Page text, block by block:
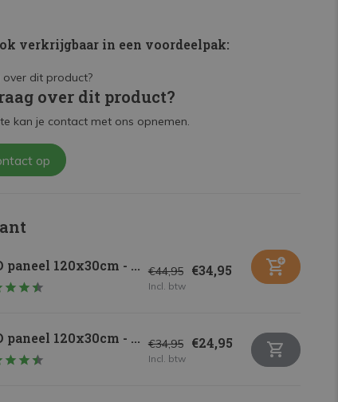
verkrijgbaar in een voordeelpak:
over dit product?
kan je contact met ons opnemen.
op
paneel 120x30cm - ... €44,95 €34,95
Incl. btw
paneel 120x30cm - ... €34,95 €24,95
Incl. btw